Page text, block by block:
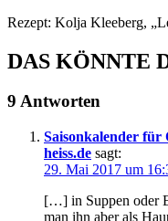
Rezept: Kolja Kleeberg,
DAS KÖNNTE
9 Antworten
Saisonkalender für
heiss.de sagt:
29. Mai 2017 um
[…] in Suppen oder
man ihn aber als